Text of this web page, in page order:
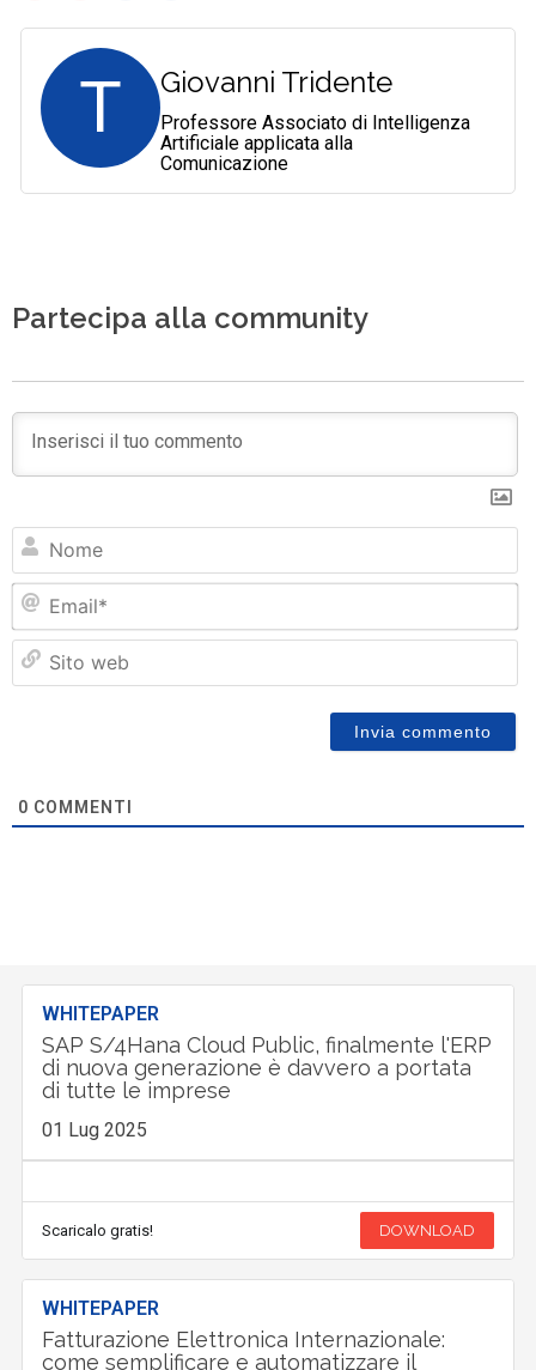
T Giovanni Tridente
Professore Associato di Intelligenza
Artificiale applicata alla
Comunicazione
Partecipa alla community
0 COMMENTI
WHITEPAPER
SAP S/4Hana Cloud Public, finalmente l'ERP
di nuova generazione è davvero a portata
di tutte le imprese
01 Lug 2025